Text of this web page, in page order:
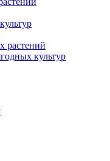
растений
культур